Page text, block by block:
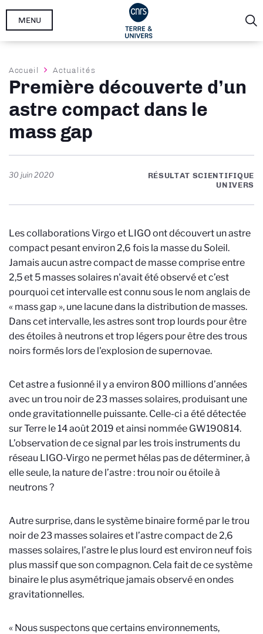
Aller
MENU
Fil
d'Ariane
Accueil Actualités
Première découverte d’un
astre compact dans le
mass gap
30 juin 2020
RÉSULTAT SCIENTIFIQUE
UNIVERS
Les collaborations Virgo et LIGO ont découvert un astre
compact pesant environ 2,6 fois la masse du Soleil.
Jamais aucun astre compact de masse comprise entre
2,5 et 5 masses solaires n'avait été observé et c’est
pourquoi cet intervalle est connu sous le nom anglais de
« mass gap », une lacune dans la distribution de masses.
Dans cet intervalle, les astres sont trop lourds pour être
des étoiles à neutrons et trop légers pour être des trous
noirs formés lors de l'explosion de supernovae.
Cet astre a fusionné il y a environ 800 millions d’années
avec un trou noir de 23 masses solaires, produisant une
onde gravitationnelle puissante. Celle-ci a été détectée
sur Terre le 14 août 2019 et ainsi nommée GW190814.
L’observation de ce signal par les trois instruments du
réseau LIGO-Virgo ne permet hélas pas de déterminer, à
elle seule, la nature de l’astre : trou noir ou étoile à
neutrons ?
Autre surprise, dans le système binaire formé par le trou
noir de 23 masses solaires et l’astre compact de 2,6
masses solaires, l’astre le plus lourd est environ neuf fois
plus massif que son compagnon. Cela fait de ce système
binaire le plus asymétrique jamais observé en ondes
gravitationnelles.
« Nous suspectons que certains environnements,